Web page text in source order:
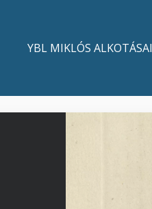
MainYBL MIKLÓS ALKOTÁSAI